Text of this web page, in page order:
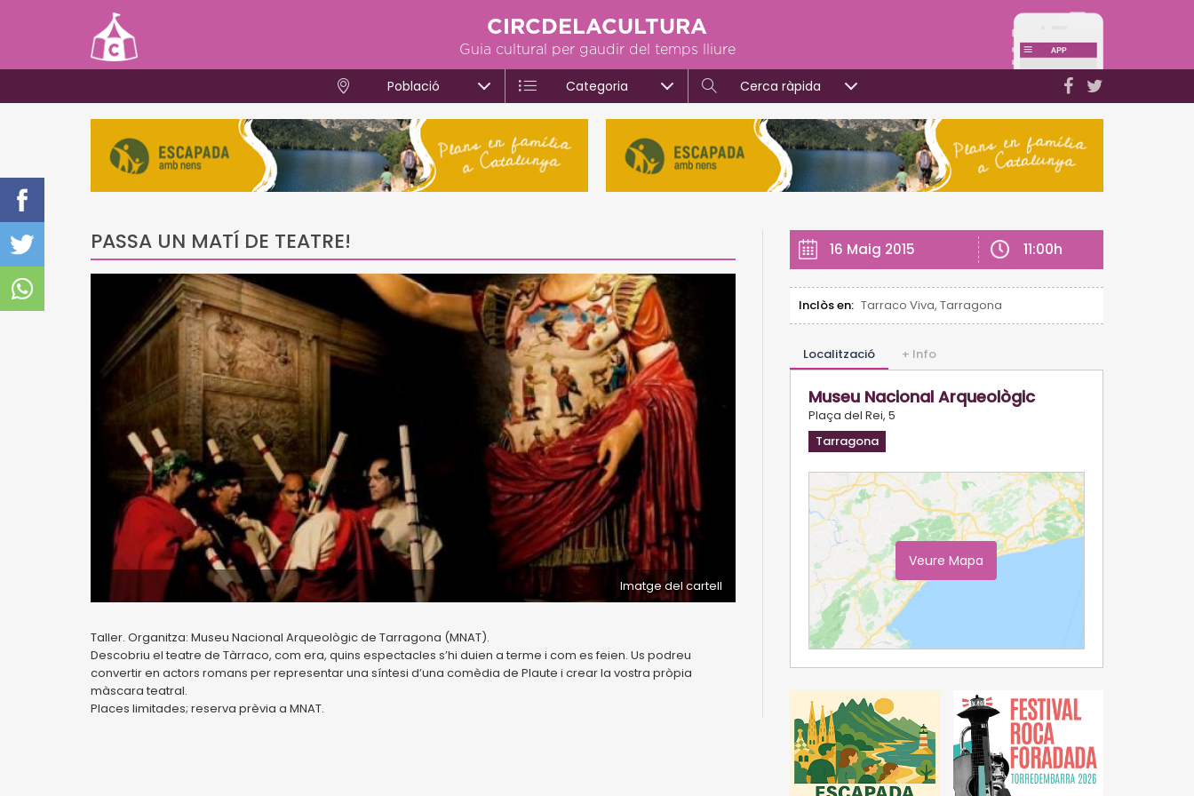
CIRCDELACULTURA
Guia cultural per gaudir del temps lliure
Població Categoria Cerca ràpida
PASSA UN MATÍ DE TEATRE!
Imatge del cartell
Taller. Organitza: Museu Nacional Arqueològic de Tarragona (MNAT).
Descobriu el teatre de Tàrraco, com era, quins espectacles s’hi duien a terme i com es feien. Us podreu
convertir en actors romans per representar una síntesi d’una comèdia de Plaute i crear la vostra pròpia
màscara teatral.
Places limitades; reserva prèvia a MNAT.
16 Maig 2015 11:00h
Inclòs en: Tarraco Viva, Tarragona
Localització + Info
Museu Nacional Arqueològic
Plaça del Rei, 5
Tarragona
Veure Mapa